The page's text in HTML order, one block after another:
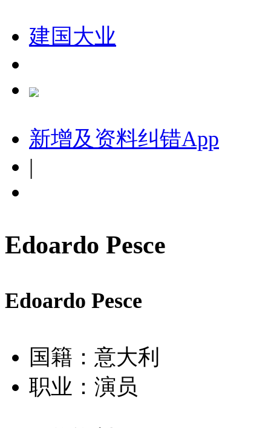
建国大业
新增及资料纠错App
|
Edoardo Pesce
Edoardo Pesce
国籍：意大利
职业：演员